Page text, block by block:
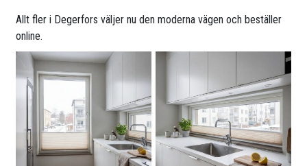
Allt fler i Degerfors väljer nu den moderna vägen och beställer
online.